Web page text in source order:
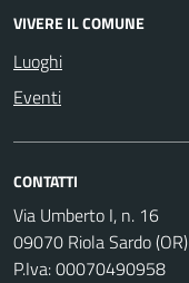
VIVERE IL COMUNE
Luoghi
Eventi
CONTATTI
Via Umberto I, n. 16
09070 Riola Sardo (OR)
P.Iva: 00070490958